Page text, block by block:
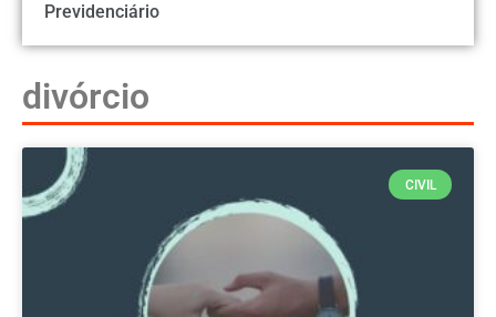
Previdenciário
divórcio
CIVIL